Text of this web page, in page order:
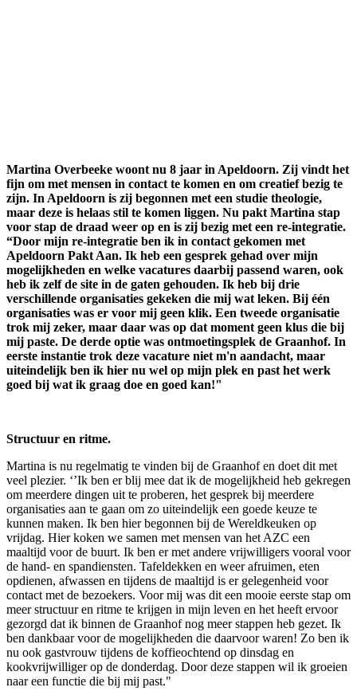
Martina Overbeeke woont nu 8 jaar in Apeldoorn. Zij vindt het
fijn om met mensen in contact te komen en om creatief bezig te
zijn. In Apeldoorn is zij begonnen met een studie theologie,
maar deze is helaas stil te komen liggen. Nu pakt Martina stap
voor stap de draad weer op en is zij bezig met een re-integratie.
“Door mijn re-integratie ben ik in contact gekomen met
Apeldoorn Pakt Aan. Ik heb een gesprek gehad over mijn
mogelijkheden en welke vacatures daarbij passend waren, ook
heb ik zelf de site in de gaten gehouden. Ik heb bij drie
verschillende organisaties gekeken die mij wat leken. Bij één
organisaties was er voor mij geen klik. Een tweede organisatie
trok mij zeker, maar daar was op dat moment geen klus die bij
mij paste. De derde optie was ontmoetingsplek de Graanhof. In
eerste instantie trok deze vacature niet m'n aandacht, maar
uiteindelijk ben ik hier nu wel op mijn plek en past het werk
goed bij wat ik graag doe en goed kan!"
Structuur en ritme.
Martina is nu regelmatig te vinden bij de Graanhof en doet dit met
veel plezier. ‘’Ik ben er blij mee dat ik de mogelijkheid heb gekregen
om meerdere dingen uit te proberen, het gesprek bij meerdere
organisaties aan te gaan om zo uiteindelijk een goede keuze te
kunnen maken. Ik ben hier begonnen bij de Wereldkeuken op
vrijdag. Hier koken we samen met mensen van het AZC een
maaltijd voor de buurt. Ik ben er met andere vrijwilligers vooral voor
de hand- en spandiensten. Tafeldekken en weer afruimen, eten
opdienen, afwassen en tijdens de maaltijd is er gelegenheid voor
contact met de bezoekers. Voor mij was dit een mooie eerste stap om
meer structuur en ritme te krijgen in mijn leven en het heeft ervoor
gezorgd dat ik binnen de Graanhof nog meer stappen heb gezet. Ik
ben dankbaar voor de mogelijkheden die daarvoor waren! Zo ben ik
nu ook gastvrouw tijdens de koffieochtend op dinsdag en
kookvrijwilliger op de donderdag. Door deze stappen wil ik groeien
naar een functie die bij mij past."